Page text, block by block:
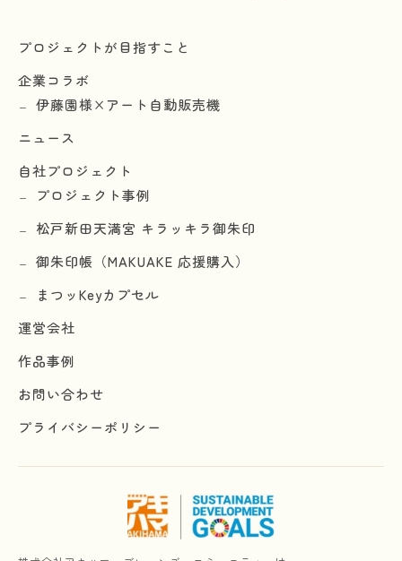
プロジェクトが目指すこと
企業コラボ
伊藤園様×アート自動販売機
ニュース
自社プロジェクト
プロジェクト事例
松戸新田天満宮 キラッキラ御朱印
御朱印帳（MAKUAKE 応援購入）
まつッKeyカプセル
運営会社
作品事例
お問い合わせ
プライバシーポリシー